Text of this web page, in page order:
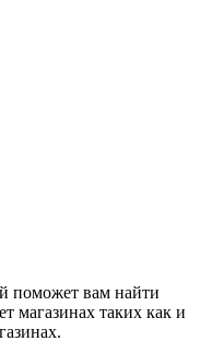
поможет вам найти
магазинах таких как и